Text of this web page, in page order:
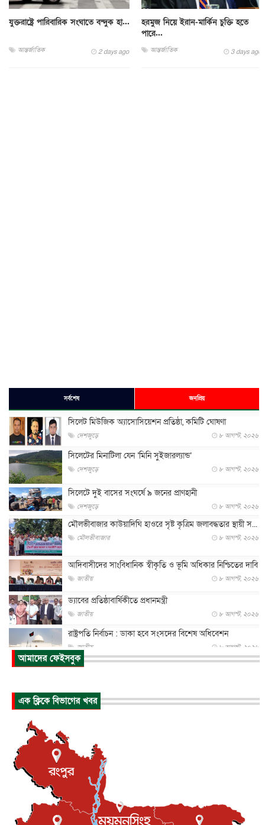
যুক্তরাষ্ট্রে পারিবারিক সংঘাতে বন্দুক হা...
আন্তর্জাতিক 2 days ago
হরমুজ নিয়ে ইরান-মার্কিন চুক্তি হতে
পারে...
আন্তর্জাতিক 3 days ago
সর্বশেষ জনপ্রিয়
সিলেট মিউজিক অ্যাসোসিয়েশন প্রতিষ্ঠা, কমিটি ঘোষণা
দেশজুড়ে ৮ আগস্ট, ২০২৬
সিলেটের মিনাটিলা যেন ‘মিনি সুইজারল্যান্ড’
দেশজুড়ে ৮ আগস্ট, ২০২৬
সিলেটে দুই বাসের সংঘর্ষে ৯ জনের প্রাণহানী
দেশজুড়ে ৮ আগস্ট, ২০২৬
মৌলভীবাজার কাউয়াদিঘি হাওরে সৃষ্ট কৃত্রিম জলাবদ্ধতার স্থায়ী স...
মৌলভীবাজার ৮ আগস্ট, ২০২৬
আদিবাসীদের সাংবিধানিক স্বীকৃতি ও ভূমি অধিকার নিশ্চিতের দাবি
জাতীয় ৮ আগস্ট, ২০২৬
ড্যাবের প্রতিষ্ঠাবার্ষিকীতে প্রধানমন্ত্রী
জাতীয় ৮ আগস্ট, ২০২৬
রাষ্ট্রপতি নির্বাচন : ডাকা হবে সংসদের বিশেষ অধিবেশন
জাতীয় ৮ আগস্ট, ২০২৬
প্রধানমন্ত্রীর সঙ্গে সাক্ষাতে খুদে শিল্পী অনুশ্রী রায়ের স্বপ...
পাকিস্তান-তুরস্কের সঙ্গে প্রতিরক্ষা চুক্তি সৌদি আরবকে কতটা ন...
যুক্তরাজ্যে গ্রুমিং কেলেঙ্কারি : পাকিস্তানির অপরাধে অস্বস্তি...
আন্তর্জাতিক
বিরোধ কাটিয়ে কূটনৈতিক সম্পর্ক পুনঃস্থাপন করছে মেক্সিকো ও
আন্তর্জাতিক
এবার ওটিটিতে মুক্তি পেল ‘মালিক’
আমাদের ফেইসবুক
এক ক্লিকে বিভাগের খবর